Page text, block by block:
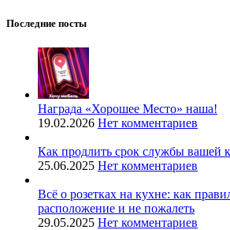
Последние посты
Награда «Хорошее Место» наша!
19.02.2026 Нет комментариев
Как продлить срок службы вашей
25.06.2025 Нет комментариев
Всё о розетках на кухне: как
расположение и не пожалеть
29.05.2025 Нет комментариев